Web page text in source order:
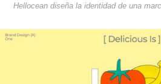
Hellocean diseña la identidad de una